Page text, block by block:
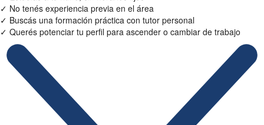
✓ No tenés experiencia previa en el área
✓ Buscás una formación práctica con tutor personal
✓ Querés potenciar tu perfil para ascender o cambiar de trabajo